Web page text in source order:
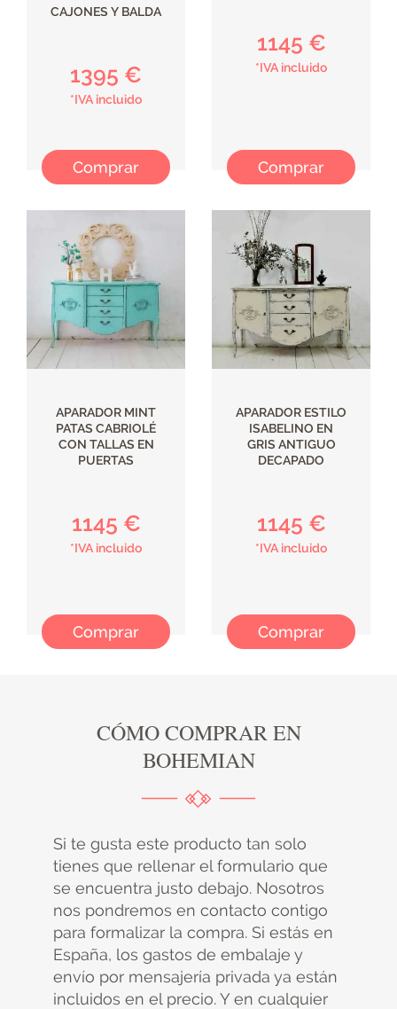
CAJONES Y BALDA
1395 €
*IVA incluido
Comprar
1145 €
*IVA incluido
Comprar
APARADOR MINT
PATAS CABRIOLÉ
CON TALLAS EN
PUERTAS
1145 €
*IVA incluido
Comprar
APARADOR ESTILO
ISABELINO EN
GRIS ANTIGUO
DECAPADO
1145 €
*IVA incluido
Comprar
CÓMO COMPRAR EN
BOHEMIAN
Si te gusta este producto tan solo
tienes que rellenar el formulario que
se encuentra justo debajo. Nosotros
nos pondremos en contacto contigo
para formalizar la compra. Si estás en
España, los gastos de embalaje y
envío por mensajería privada ya están
incluidos en el precio. Y en cualquier